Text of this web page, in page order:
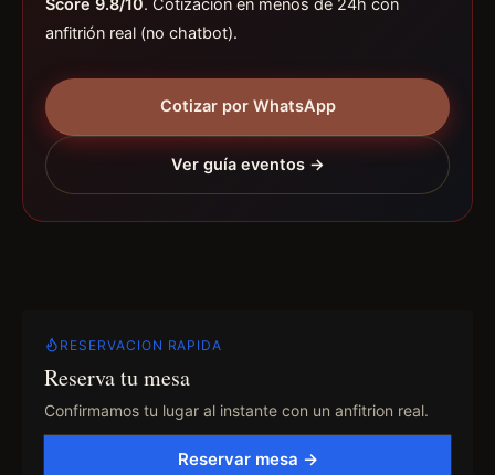
Score 9.8/10. Cotización en menos de 24h con
anfitrión real (no chatbot).
Cotizar por WhatsApp
Ver guía eventos →
RESERVACION RAPIDA
Reserva tu mesa
Confirmamos tu lugar al instante con un anfitrion real.
Reservar mesa →